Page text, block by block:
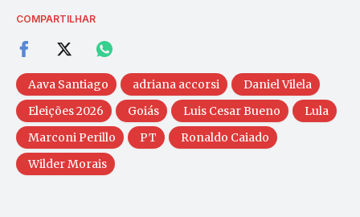
COMPARTILHAR
Aava Santiago adriana accorsi
Daniel Vilela
Eleições 2026
Goiás Luis Cesar Bueno
Lula
Marconi Perillo
PT
Ronaldo Caiado
Wilder Morais